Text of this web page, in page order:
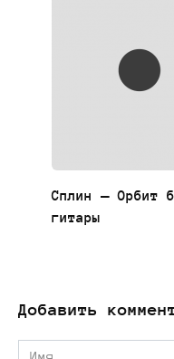
Сплин — Орбит
гитары
Добавить
Имя